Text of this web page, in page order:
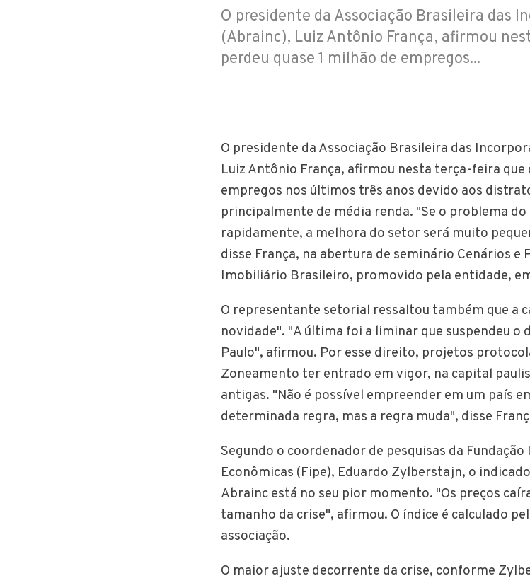
O presidente da Associação Brasileira das
(Abrainc), Luiz Antônio França, afirmou
perdeu quase 1 milhão de empregos...
O presidente da Associação Brasileira das
Luiz Antônio França, afirmou nesta terça-feira que
empregos nos últimos três anos devido aos
principalmente de média renda. "Se o problema
rapidamente, a melhora do setor será muito
disse França, na abertura de seminário Cenários e
Imobiliário Brasileiro, promovido pela entidade,
O representante setorial ressaltou também que a
novidade". "A última foi a liminar que suspendeu
Paulo", afirmou. Por esse direito, projetos
Zoneamento ter entrado em vigor, na capital
antigas. "Não é possível empreender em um país
determinada regra, mas a regra muda", disse
Segundo o coordenador de pesquisas da
Econômicas (Fipe), Eduardo Zylberstajn, o
Abrainc está no seu pior momento. "Os preços
tamanho da crise", afirmou. O índice é calculado
associação.
O maior ajuste decorrente da crise, conforme